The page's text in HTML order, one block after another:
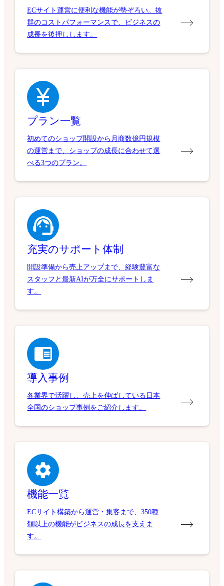
ECサイト運営に便利な機能が勢ぞろい。抜
群のコストパフォーマンスで、ビジネスの
成長を後押しします。
プラン一覧
初めてのショップ開設から月商数億円規模
の運営まで、ショップの成長に合わせて選
べる3つのプラン。
充実のサポート体制
開設準備から売上アップまで、経験豊富な
スタッフと最新AIが万全にサポートしま
す。
導入事例
各業界で活躍し、売上を伸ばしている日本
全国のショップ事例をご紹介します。
機能一覧
ECサイト構築から運営・集客まで、350種
類以上の機能がビジネスの成長を支えま
す。